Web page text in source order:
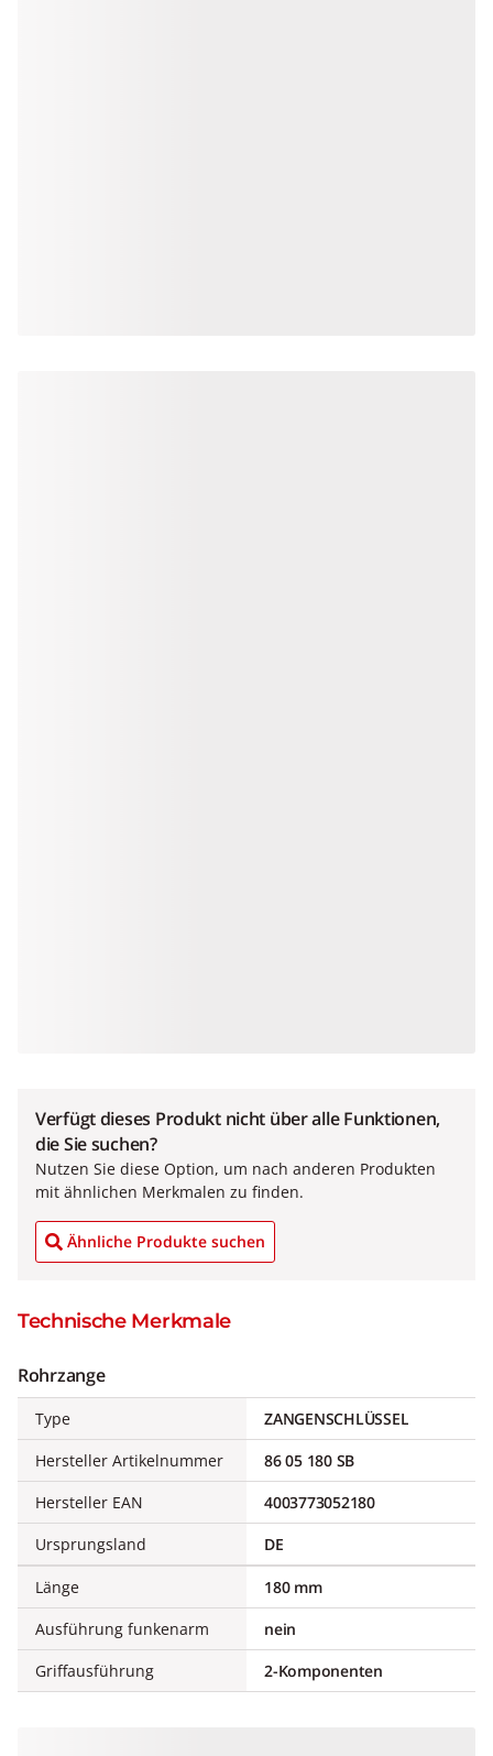
Verfügt dieses Produkt nicht über alle Funktionen,
die Sie suchen?
Nutzen Sie diese Option, um nach anderen Produkten
mit ähnlichen Merkmalen zu finden.
Ähnliche Produkte suchen
Technische Merkmale
Rohrzange
Type
ZANGENSCHLÜSSEL
Hersteller Artikelnummer
86 05 180 SB
Hersteller EAN
4003773052180
Ursprungsland
DE
Länge
180 mm
Ausführung funkenarm
nein
Griffausführung
2-Komponenten